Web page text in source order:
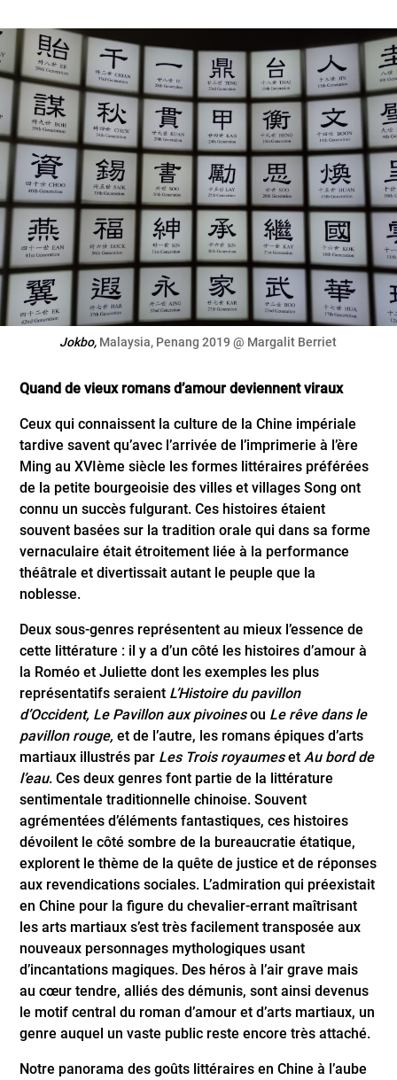
Jokbo, Malaysia, Penang 2019 @ Margalit Berriet
Quand de vieux romans d’amour deviennent viraux
Ceux qui connaissent la culture de la Chine impériale
tardive savent qu’avec l’arrivée de l’imprimerie à l’ère
Ming au XVIème siècle les formes littéraires préférées
de la petite bourgeoisie des villes et villages Song ont
connu un succès fulgurant. Ces histoires étaient
souvent basées sur la tradition orale qui dans sa forme
vernaculaire était étroitement liée à la performance
théâtrale et divertissait autant le peuple que la
noblesse.
Deux sous-genres représentent au mieux l’essence de
cette littérature : il y a d’un côté les histoires d’amour à
la Roméo et Juliette dont les exemples les plus
représentatifs seraient L’Histoire du pavillon
d’Occident, Le Pavillon aux pivoinesou Le rêve dans le
pavillon rouge,et de l’autre, les romans épiques d’arts
martiaux illustrés par Les Trois royaumesetAu bord de
l’eau. Ces deux genres font partie de la littérature
sentimentale traditionnelle chinoise. Souvent
agrémentées d’éléments fantastiques, ces histoires
dévoilent le côté sombre de la bureaucratie étatique,
explorent le thème de la quête de justice et de réponses
aux revendications sociales. L’admiration qui préexistait
en Chine pour la figure du chevalier-errant maîtrisant
les arts martiaux s’est très facilement transposée aux
nouveaux personnages mythologiques usant
d’incantations magiques. Des héros à l’air grave mais
au cœur tendre, alliés des démunis, sont ainsi devenus
le motif central du roman d’amour et d’arts martiaux, un
genre auquel un vaste public reste encore très attaché.
Notre panorama des goûts littéraires en Chine à l’aube